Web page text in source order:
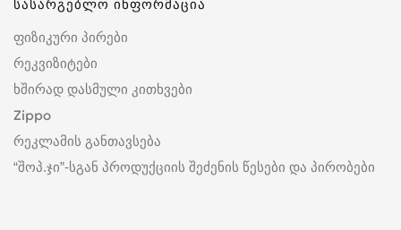
სასარგებლო ინფორმაცია
ფიზიკური პირები
რეკვიზიტები
ხშირად დასმული კითხვები
Zippo
რეკლამის განთავსება
“შოპ.ჯი”-სგან პროდუქციის შეძენის წესები და პირობები